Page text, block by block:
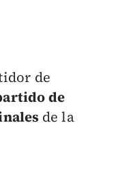
de
de
de la